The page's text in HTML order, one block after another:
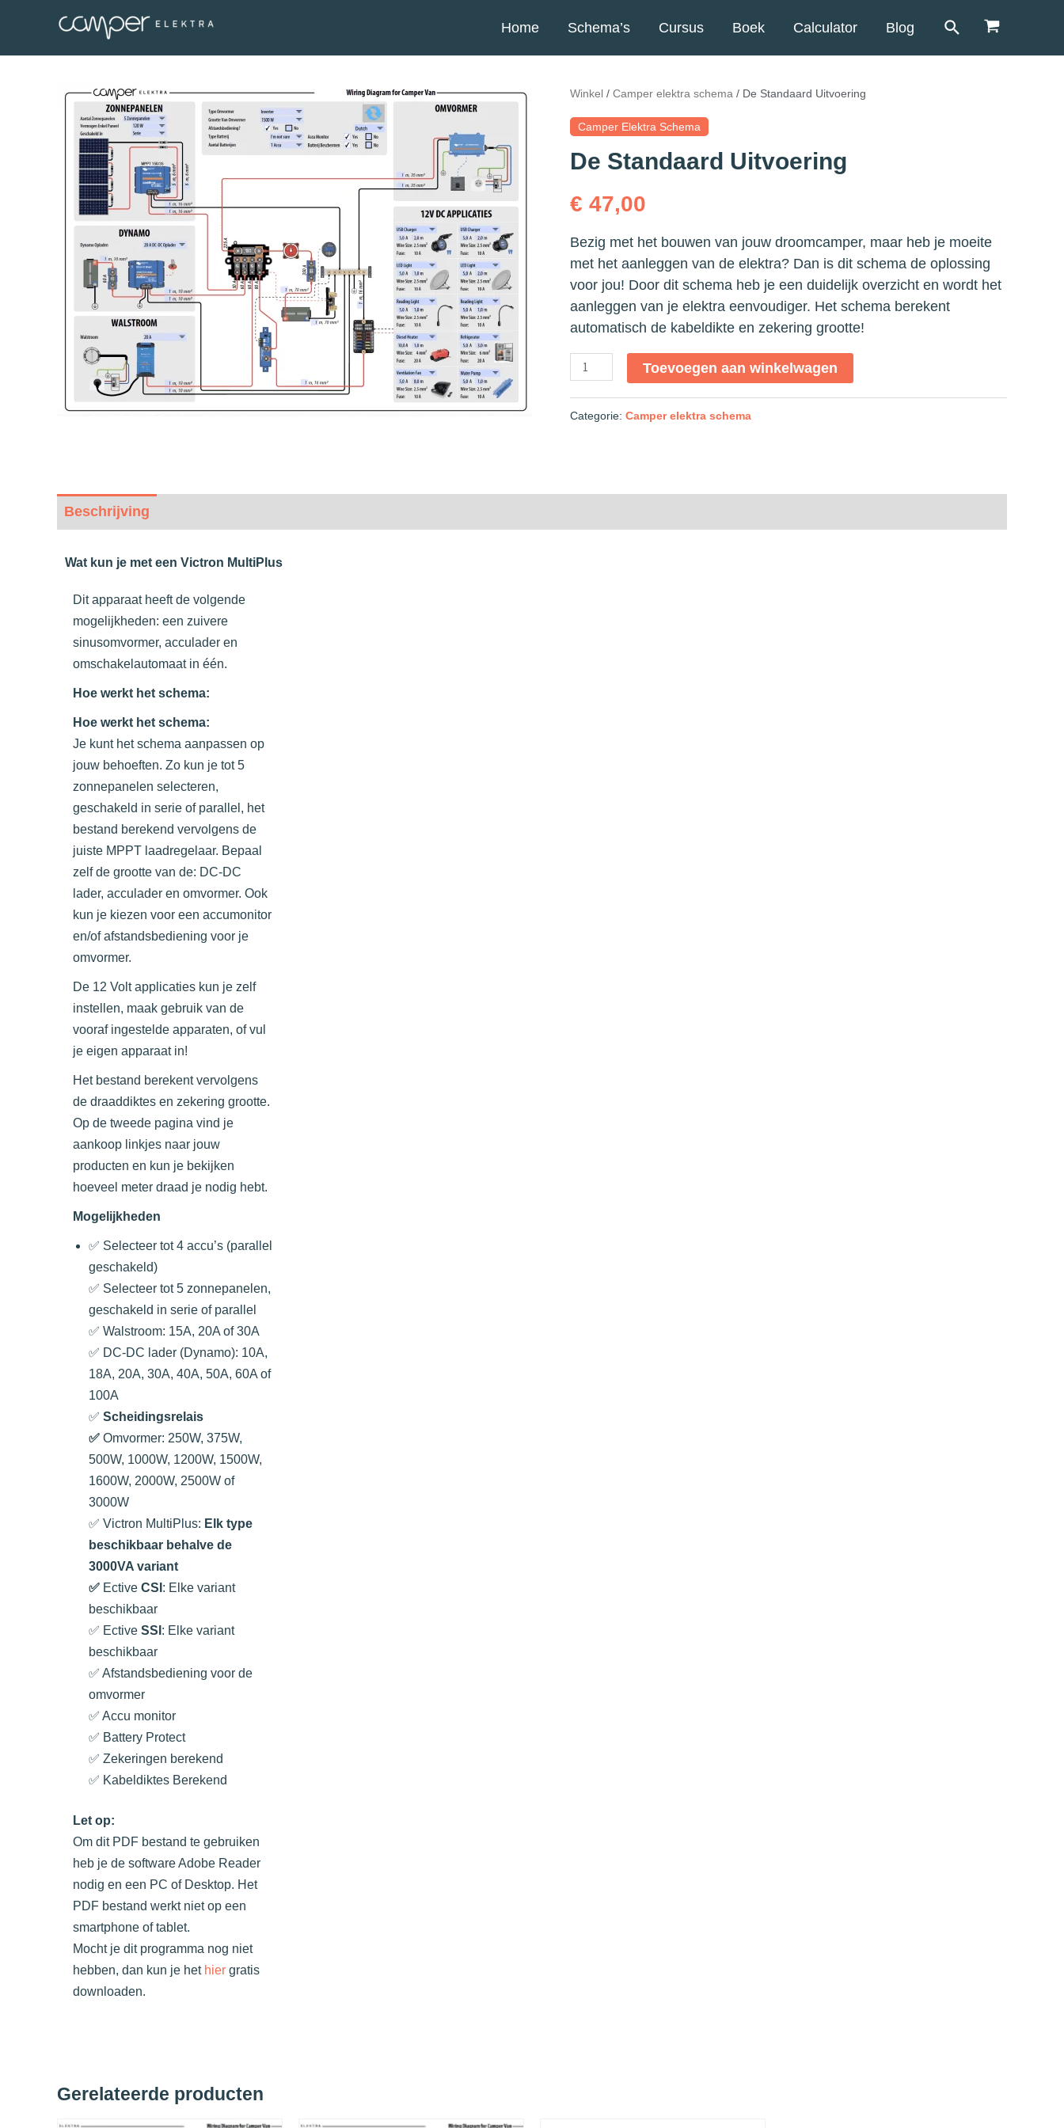
Home Schema’s Cursus Boek Calculator Blog
Winkel / Camper elektra schema / De Standaard Uitvoering
Camper Elektra Schema
De Standaard Uitvoering
€ 47,00
Bezig met het bouwen van jouw droomcamper, maar heb je moeite
met het aanleggen van de elektra? Dan is dit schema de oplossing
voor jou! Door dit schema heb je een duidelijk overzicht en wordt het
aanleggen van je elektra eenvoudiger. Het schema berekent
automatisch de kabeldikte en zekering grootte!
Toevoegen aan winkelwagen
Categorie: Camper elektra schema
Beschrijving
Wat kun je met een Victron MultiPlus
Dit apparaat heeft de volgende
mogelijkheden: een zuivere
sinusomvormer, acculader en
omschakelautomaat in één.
Hoe werkt het schema:
Hoe werkt het schema:
Je kunt het schema aanpassen op
jouw behoeften. Zo kun je tot 5
zonnepanelen selecteren,
geschakeld in serie of parallel, het
bestand berekend vervolgens de
juiste MPPT laadregelaar. Bepaal
zelf de grootte van de: DC-DC
lader, acculader en omvormer. Ook
kun je kiezen voor een accumonitor
en/of afstandsbediening voor je
omvormer.
De 12 Volt applicaties kun je zelf
instellen, maak gebruik van de
vooraf ingestelde apparaten, of vul
je eigen apparaat in!
Het bestand berekent vervolgens
de draaddiktes en zekering grootte.
Op de tweede pagina vind je
aankoop linkjes naar jouw
producten en kun je bekijken
hoeveel meter draad je nodig hebt.
Mogelijkheden
✅ Selecteer tot 4 accu’s (parallel
geschakeld)
✅ Selecteer tot 5 zonnepanelen,
geschakeld in serie of parallel
✅ Walstroom: 15A, 20A of 30A
✅ DC-DC lader (Dynamo): 10A,
18A, 20A, 30A, 40A, 50A, 60A of
100A
✅ Scheidingsrelais
✅ Omvormer: 250W, 375W,
500W, 1000W, 1200W, 1500W,
1600W, 2000W, 2500W of
3000W
✅ Victron MultiPlus: Elk type
beschikbaar behalve de
3000VA variant
✅ Ective CSI : Elke variant
beschikbaar
✅ Ective SSI : Elke variant
beschikbaar
✅ Afstandsbediening voor de
omvormer
✅ Accu monitor
✅ Battery Protect
✅ Zekeringen berekend
✅ Kabeldiktes Berekend
Let op:
Om dit PDF bestand te gebruiken
heb je de software Adobe Reader
nodig en een PC of Desktop. Het
PDF bestand werkt niet op een
smartphone of tablet.
Mocht je dit programma nog niet
hebben, dan kun je het hier gratis
downloaden.
Gerelateerde producten